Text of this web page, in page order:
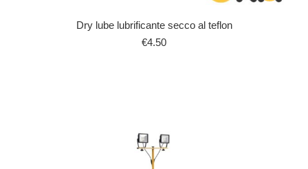
Dry lube lubrificante secco al teflon
€4.50